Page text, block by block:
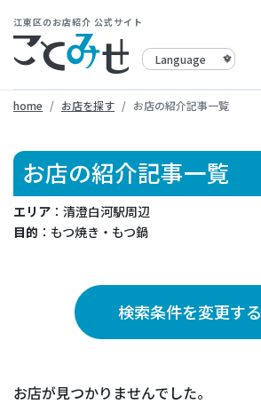
江東区のお店紹介 公式サイト
home お店を探す お店の紹介記事一覧
お店の紹介記事一覧
エリア ：清澄白河駅周辺
目的 ：もつ焼き・もつ鍋
検索条件を変更する
お店が見つかりませんでした。